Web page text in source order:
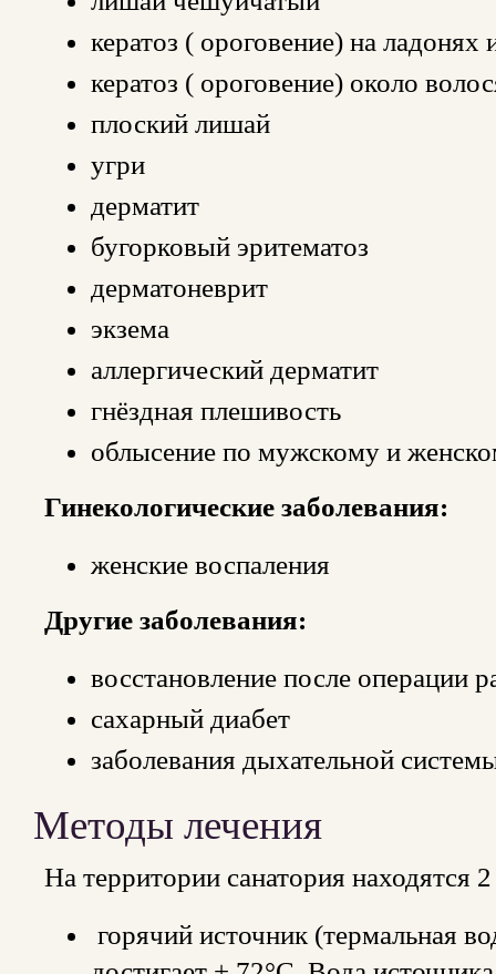
кератоз ( ороговение) на ладонях
кератоз ( ороговение) около
плоский лишай
угри
дерматит
бугорковый эритематоз
дерматоневрит
экзема
аллергический дерматит
гнёздная плешивость
облысение по мужскому и
Гинекологические заболевания:
женские воспаления
Другие заболевания:
восстановление после операции
сахарный диабет
заболевания дыхательной
Методы лечения
На территории санатория находятся
горячий источник (термальная